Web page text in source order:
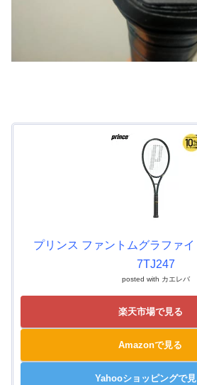
プリンス ファントムグラファ
7TJ247
posted with カエレバ
楽天市場で見る
Amazonで見る
Yahooショッピングで